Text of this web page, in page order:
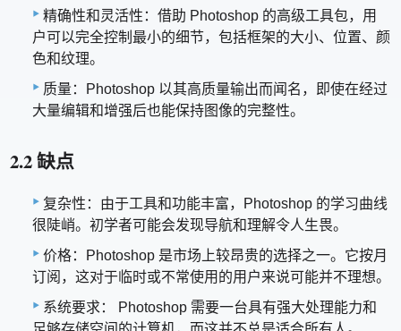
精确性和灵活性：借助 Photoshop 的高级工具包，用
户可以完全控制最小的细节，包括框架的大小、位置、颜
色和纹理。
质量：Photoshop 以其高质量输出而闻名，即使在经过
大量编辑和增强后也能保持图像的完整性。
2.2 缺点
复杂性：由于工具和功能丰富，Photoshop 的学习曲线
很陡峭。初学者可能会发现导航和理解令人生畏。
价格：Photoshop 是市场上较昂贵的选择之一。它按月
订阅，这对于临时或不常使用的用户来说可能并不理想。
系统要求： Photoshop 需要一台具有强大处理能力和